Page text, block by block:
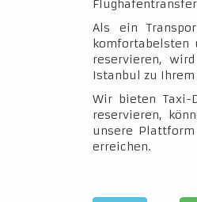
Als ein
komfortabelsten
reservieren,
Istanbul zu
Wir bieten
reservieren,
unsere
erreichen.